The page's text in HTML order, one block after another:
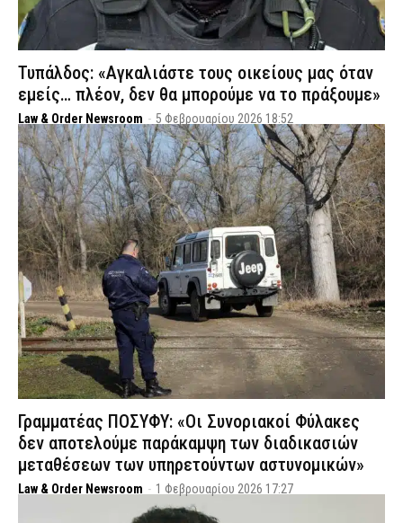
Τυπάλδος: «Αγκαλιάστε τους οικείους μας όταν
εμείς… πλέον, δεν θα μπορούμε να το πράξουμε»
Law & Order Newsroom - 5 Φεβρουαρίου 2026 18:52
Γραμματέας ΠΟΣΥΦΥ: «Οι Συνοριακοί Φύλακες
δεν αποτελούμε παράκαμψη των διαδικασιών
μεταθέσεων των υπηρετούντων αστυνομικών»
Law & Order Newsroom - 1 Φεβρουαρίου 2026 17:27